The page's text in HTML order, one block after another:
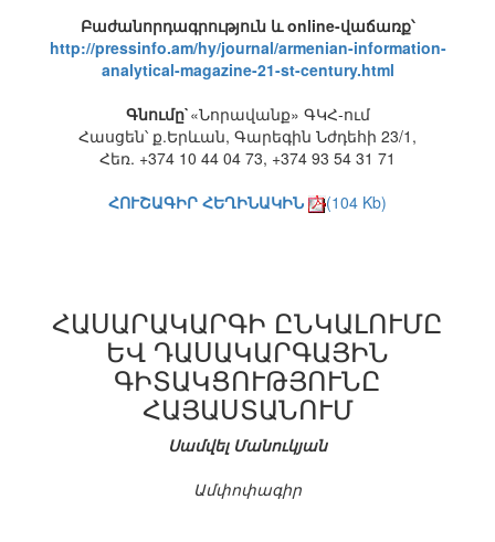
Բաժանորդագրություն և online-վաճառք՝
http://pressinfo.am/hy/journal/armenian-information-
analytical-magazine-21-st-century.html
Գնումը`«Նորավանք» ԳԿՀ-ում
Հասցեն՝ ք.Երևան, Գարեգին Նժդեհի 23/1,
Հեռ. +374 10 44 04 73, +374 93 54 31 71
ՀՈՒՇԱԳԻՐ ՀԵՂԻՆԱԿԻՆ
(104 Kb)
ՀԱՍԱՐԱԿԱՐԳԻ ԸՆԿԱԼՈՒՄԸ
ԵՎ ԴԱՍԱԿԱՐԳԱՅԻՆ
ԳԻՏԱԿՑՈՒԹՅՈՒՆԸ
ՀԱՅԱՍՏԱՆՈՒՄ
Սամվել Մանուկյան
Ամփոփագիր